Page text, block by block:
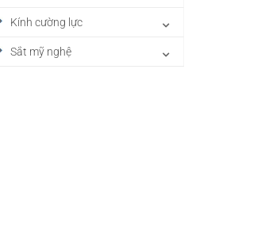
Kính cường lực
Sắt mỹ nghệ